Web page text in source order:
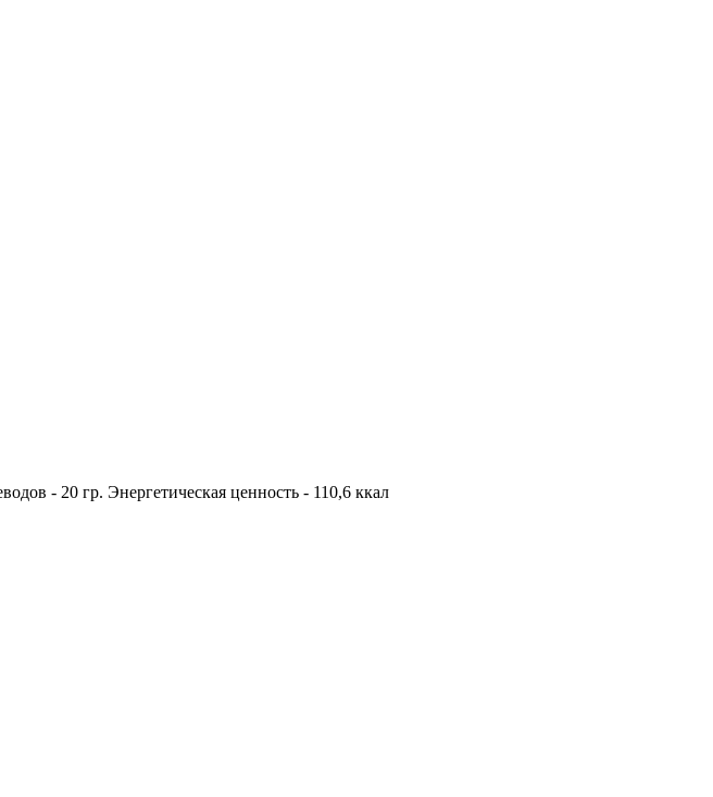
- 20 гр. Энергетическая ценность - 110,6 ккал